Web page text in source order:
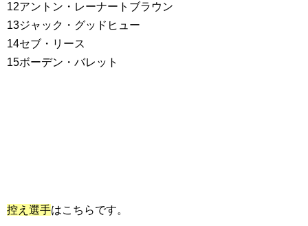
12アントン・レーナートブラウン
13ジャック・グッドヒュー
14セブ・リース
15ボーデン・バレット
控え選手はこちらです。